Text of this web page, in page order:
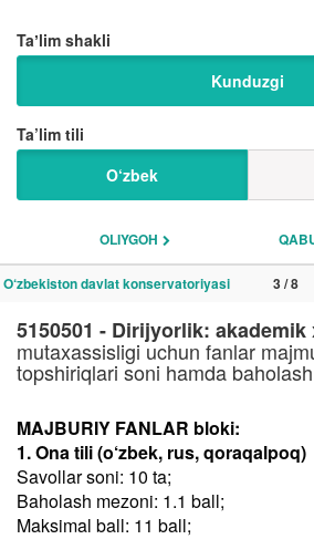
Taʼlim shakli
Kunduzgi
Ta’lim tili
O‘zbek
OLIYGOH
O‘zbekiston davlat konservatoriyasi 3 / 8
5150501 - Dirijyorlik:
mutaxassisligi uchun fanlar
topshiriqlari soni hamda
MAJBURIY FANLAR bloki:
1. Ona tili (o‘zbek, rus, qoraqalpoq)
Savollar soni: 10 ta;
Baholash mezoni: 1.1 ball;
Maksimal ball: 11 ball;